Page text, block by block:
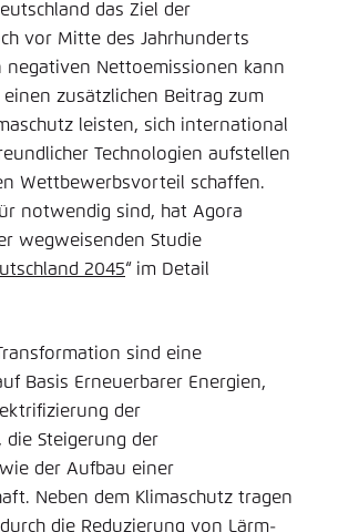
das Ziel der
vor Mitte des Jahrhunderts
negativen Nettoemissionen kann
zusätzlichen Beitrag zum
leisten, sich international
Technologien aufstellen
Wettbewerbsvorteil schaffen.
notwendig sind, hat Agora
wegweisenden Studie
2045“ im Detail
sind eine
Basis Erneuerbarer Energien,
der
die Steigerung der
der Aufbau einer
Neben dem Klimaschutz tragen
die Reduzierung von Lärm-
Übernehmen